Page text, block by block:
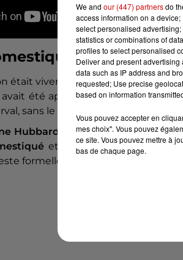
et inoffensif
était vivementrecherchépar le
été aperçu à plusieurs
sans le blesser et ainsi pouvoir
Hubbard , travaillant au service
et s’était simplement
formellement
We and our (447) partnersdo
access information on a
select personalised
statistics or combinations of
profiles to select personalised
Deliver and present
data such as IP address and
requested; Use precise
based on information
Vous pouvez accepter en
mes choix". Vous pouvez
ce site. Vous pouvez mettre à
bas de chaque page.